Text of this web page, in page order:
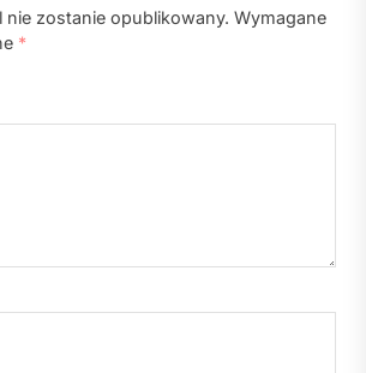
nie zostanie opublikowany. Wymagane
*